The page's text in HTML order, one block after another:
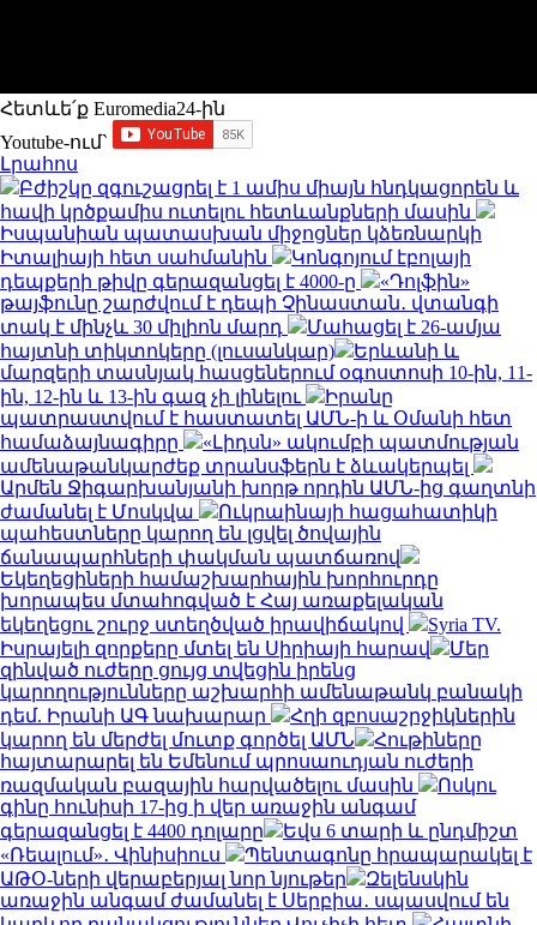
Հետևե՛ք Euromedia24-ին
Youtube-ում`
Լրահոս
Բժիշկը զգուշացրել է 1 ամիս միայն հնդկացորեն և
հավի կրծքամիս ուտելու հետևանքների մասին
Իսպանիան պատասխան միջոցներ կձեռնարկի
Իտալիայի հետ սահմանին
Կոնգոյում էբոլայի
դեպքերի թիվը գերազանցել է 4000-ը
«Դոլֆին»
թայֆունը շարժվում է դեպի Չինաստան․ վտանգի
տակ է մինչև 30 միլիոն մարդ
Մահացել է 26-ամյա
հայտնի տիկտոկերը (լուսանկար)
Երևանի և
մարզերի տասնյակ հասցեներում օգոստոսի 10-ին, 11-
ին, 12-ին և 13-ին գազ չի լինելու
Իրանը
պատրաստվում է հաստատել ԱՄՆ-ի և Օմանի հետ
համաձայնագիրը
«Լիդսն» ակումբի պատմության
ամենաթանկարժեք տրանսֆերն է ձևակերպել
Արմեն Ջիգարխանյանի խորթ որդին ԱՄՆ-ից գաղտնի
ժամանել է Մոսկվա
Ուկրաինայի հացահատիկի
պահեստները կարող են լցվել ծովային
ճանապարհների փակման պատճառով
Եկեղեցիների համաշխարհային խորհուրդը
խորապես մտահոգված է Հայ առաքելական
եկեղեցու շուրջ ստեղծված իրավիճակով
Syria TV.
Իսրայելի զորքերը մտել են Սիրիայի հարավ
Մեր
զինված ուժերը ցույց տվեցին իրենց
կարողությունները աշխարհի ամենաթանկ բանակի
դեմ. Իրանի ԱԳ նախարար
Հղի զբոսաշրջիկներին
կարող են մերժել մուտք գործել ԱՄՆ
Հութիները
հայտարարել են Եմենում պրոսաուդյան ուժերի
ռազմական բազային հարվածելու մասին
Ոսկու
գինը հունիսի 17-ից ի վեր առաջին անգամ
գերազանցել է 4400 դոլարը
Եվս 6 տարի և ընդմիշտ
«Ռեալում»․ Վինիսիուս
Պենտագոնը հրապարակել է
ԱԹՕ-ների վերաբերյալ նոր նյութեր
Զելենսկին
առաջին անգամ ժամանել է Սերբիա․ սպասվում են